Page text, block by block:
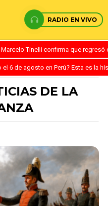
RADIO EN VIVO
Marcelo Tinelli confirma que
el 6 de agosto en Perú? Esta es la
DE LA